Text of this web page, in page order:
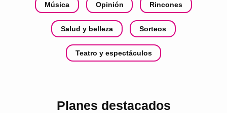
Música Opinión Rincones
Salud y belleza Sorteos
Teatro y espectáculos
Planes destacados